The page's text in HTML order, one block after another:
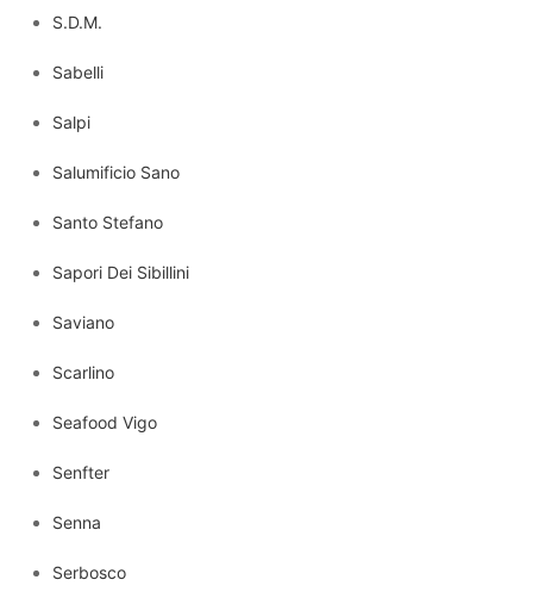
S.D.M.
Sabelli
Salpi
Salumificio Sano
Santo Stefano
Sapori Dei Sibillini
Saviano
Scarlino
Seafood Vigo
Senfter
Senna
Serbosco